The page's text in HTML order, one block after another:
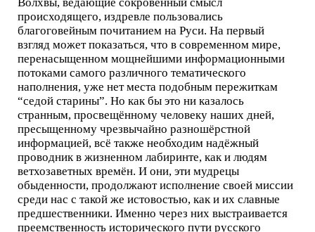
происходящего, издревле пользовались
благоговейным почитанием на Руси. На первый
взгляд может показаться, что в современном мире,
перенасыщенном мощнейшими информационными
потоками самого различного тематического
наполнения, уже нет места подобным пережиткам
“седой старины”. Но как бы это ни казалось
странным, просвещённому человеку наших дней,
пресыщенному чрезвычайно разношёрстной
информацией, всё также необходим надёжный
проводник в жизненном лабиринте, как и людям
ветхозаветных времён. И они, эти мудрецы
обыденности, продолжают исполнение своей миссии
среди нас с такой же истовостью, как и их славные
предшественники. Именно через них выстраивается
преемственность исторического пути русского